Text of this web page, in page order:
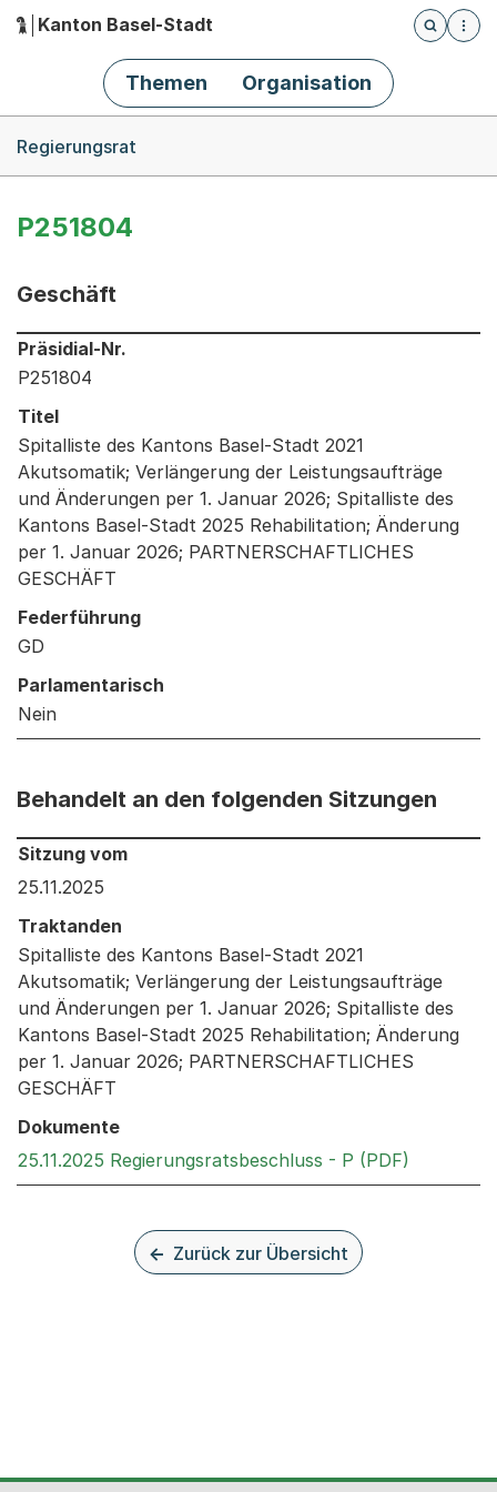
Hauptnavigation
Kanton Basel-Stadt
Öffnet
Themen Organisation
Regierungsrat
P251804
Geschäft
Informationen zum Ausgewählten Geschäft
Präsidial-Nr.
P251804
Titel
Spitalliste des Kantons Basel-Stadt 2021
Akutsomatik; Verlängerung der Leistungsaufträge
und Änderungen per 1. Januar 2026; Spitalliste des
Kantons Basel-Stadt 2025 Rehabilitation; Änderung
per 1. Januar 2026; PARTNERSCHAFTLICHES
GESCHÄFT
Federführung
GD
Parlamentarisch
Nein
Behandelt an den folgenden Sitzungen
Behandelt an den folgenden Sitzungen: Informationen
Sitzung vom
25.11.2025
Traktanden
Spitalliste des Kantons Basel-Stadt 2021
Akutsomatik; Verlängerung der Leistungsaufträge
und Änderungen per 1. Januar 2026; Spitalliste des
Kantons Basel-Stadt 2025 Rehabilitation; Änderung
per 1. Januar 2026; PARTNERSCHAFTLICHES
GESCHÄFT
Dokumente
25.11.2025 Regierungsratsbeschluss - P (PDF)
Zurück zur Übersicht